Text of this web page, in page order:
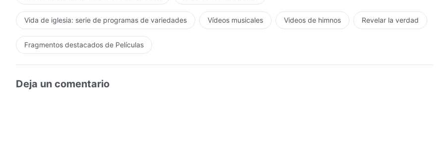
Vida de iglesia: serie de programas de variedades Vídeos musicales Videos de himnos Revelar la verdad
Fragmentos destacados de Películas
Deja un comentario